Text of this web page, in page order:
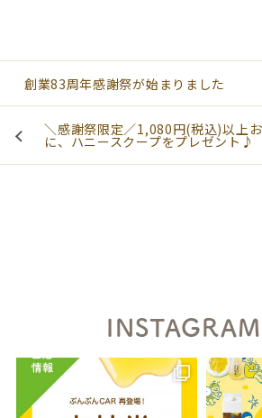
創業83周年感謝祭が始まりました
＼感謝祭限定／1,080円(税込)以上
に、ハニースクープをプレゼント♪
INSTAGRAM